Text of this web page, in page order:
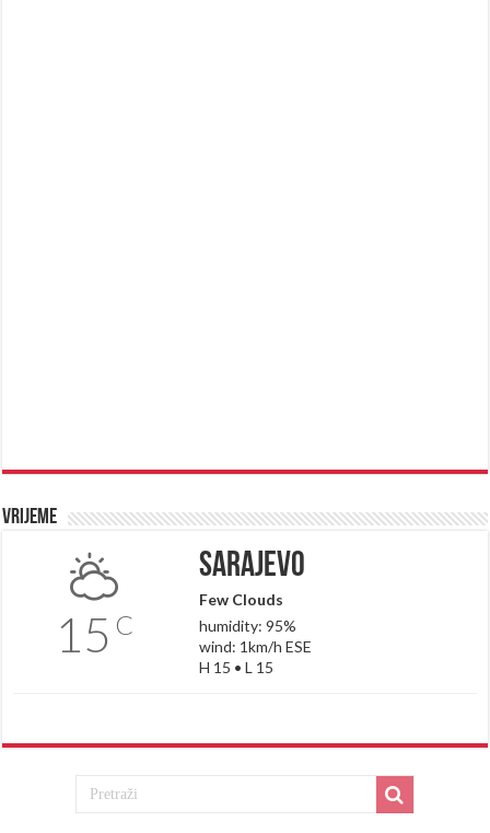
Vrijeme
15 C
Sarajevo
Few Clouds
humidity: 95%
wind: 1km/h ESE
H 15 • L 15